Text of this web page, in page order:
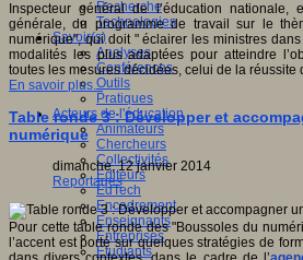
Recherche
Technologies
Savoir(s)
Analyses
Conférences
Outils
Pratiques
Acteurs de l'éducation
Animateurs
Chercheurs
Collectivités
Editeurs
EdTech
Encadrement
Enseignants
Entreprises
Etudiants
Inspecteur général de l’éducation nationale,
générale, du programme de travail sur le
numérique", qui doit " éclairer les ministres
modalités les plus adaptées pour atteindre
toutes les mesures décidées, celui de la réussite
En savoir plus...
Table ronde 3 : Développer et
numérique
dimanche, 12 janvier 2014
Reportages
Pour cette table ronde des "Boussoles du
l’accent est porté sur quelques stratégies de